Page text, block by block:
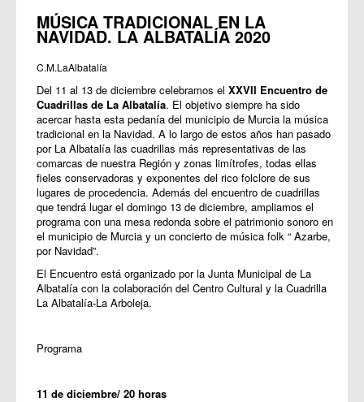
MÚSICA TRADICIONAL EN LA
NAVIDAD. LA ALBATALÍA 2020
C.M.LaAlbatalía
Del 11 al 13 de diciembre celebramos el XXVII Encuentro de
Cuadrillas de La Albatalía. El objetivo siempre ha sido
acercar hasta esta pedanía del municipio de Murcia la música
tradicional en la Navidad. A lo largo de estos años han pasado
por La Albatalía las cuadrillas más representativas de las
comarcas de nuestra Región y zonas limítrofes, todas ellas
fieles conservadoras y exponentes del rico folclore de sus
lugares de procedencia. Además del encuentro de cuadrillas
que tendrá lugar el domingo 13 de diciembre, ampliamos el
programa con una mesa redonda sobre el patrimonio sonoro en
el municipio de Murcia y un concierto de música folk “ Azarbe,
por Navidad”.
El Encuentro está organizado por la Junta Municipal de La
Albatalía con la colaboración del Centro Cultural y la Cuadrilla
La Albatalía-La Arboleja.
Programa
11 de diciembre/ 20 horas